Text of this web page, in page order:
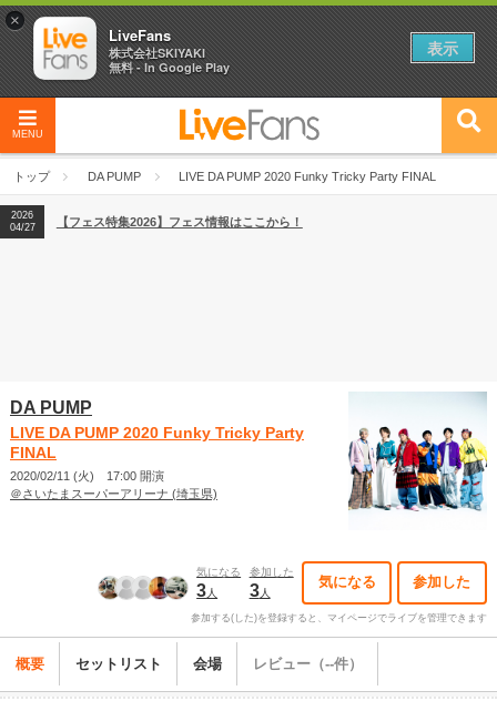
MENU
トップ DA PUMP LIVE DA PUMP 2020 Funky Tricky Party FINAL
2026
04/27
2026
【ライブ動員ランキング】2026年上半期編発表！
2026
04/27
【フェス特集2026】フェス情報はここから！
DA PUMP
LIVE DA PUMP 2020 Funky Tricky Party
FINAL
2020/02/11 (火) 17:00 開演
＠さいたまスーパーアリーナ (埼玉県)
気になる
3人
参加した
3人
気になる 参加した
参加する(した)を登録すると、マイページでライブを管理できます
概要 セットリスト 会場 レビュー（--件）
×
LiveFans
株式会社SKIYAKI
無料 - In Google Play
表示